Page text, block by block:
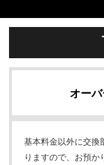
オー
基本料金以外に交換
りますので、お預